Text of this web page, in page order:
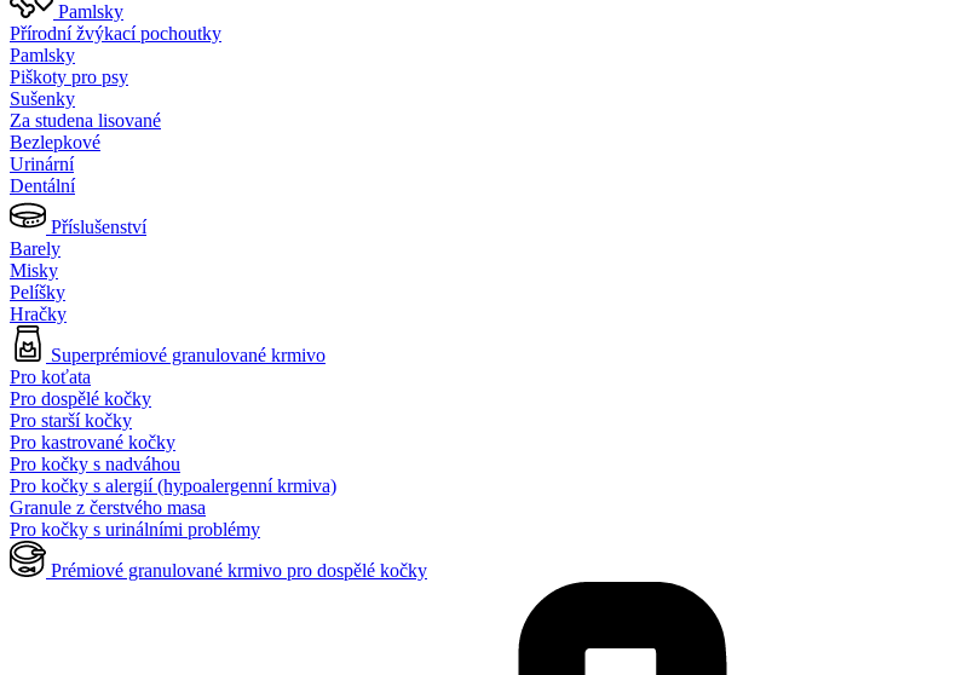
Pamlsky
Přírodní žvýkací pochoutky
Pamlsky
Piškoty pro psy
Sušenky
Za studena lisované
Bezlepkové
Urinární
Dentální
Příslušenství
Barely
Misky
Pelíšky
Hračky
Superprémiové granulované krmivo
Pro koťata
Pro dospělé kočky
Pro starší kočky
Pro kastrované kočky
Pro kočky s nadváhou
Pro kočky s alergií (hypoalergenní krmiva)
Granule z čerstvého masa
Pro kočky s urinálními problémy
Prémiové granulované krmivo pro dospělé kočky